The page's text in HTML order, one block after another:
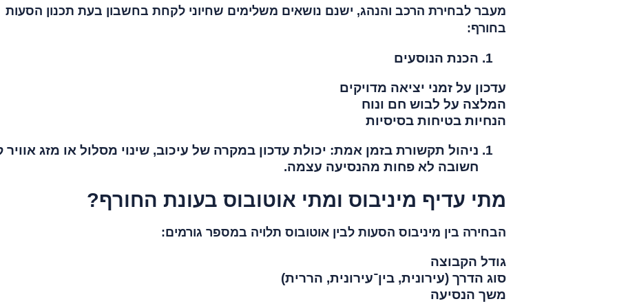
מעבר לבחירת הרכב והנהג, ישנם נושאים משלימים שחיוני לקחת בחשבון בעת תכנון הסעות
בחורף:
הכנת הנוסעים
עדכון על זמני יציאה מדויקים
המלצה על לבוש חם ונוח
הנחיות בטיחות בסיסיות
ניהול תקשורת בזמן אמת: יכולת עדכון במקרה של עיכוב, שינוי מסלול או מזג אוויר
חשובה לא פחות מהנסיעה עצמה.
מתי עדיף מיניבוס ומתי אוטובוס בעונת החורף?
הבחירה בין מיניבוס הסעות לבין אוטובוס תלויה במספר גורמים:
גודל הקבוצה
סוג הדרך (עירונית, בין־עירונית, הררית)
משך הנסיעה